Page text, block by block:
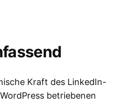
Kraft des LinkedIn-
betriebenen